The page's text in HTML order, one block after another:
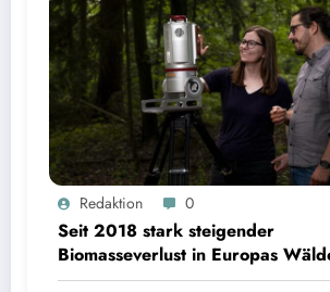
Seit 2018 stark steigender Biomasseverlust in Europas Wäldern
| Bild: Sebastian Kissel / TUM
Redaktion 0
Seit 2018 stark steigender
Biomasseverlust in Europas
mindert Kohlenstoffsenken